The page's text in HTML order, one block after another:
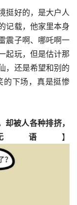
挺好的，是大户人
记载，他家里本身
震子啊、哪吒啊一
起玩，但是估计那
，还是希望和别的
的下场，真是挺惨
被人各种排挤，
语 】